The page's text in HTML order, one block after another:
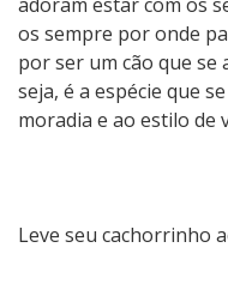
os sempre por onde
por ser um cão que se
seja, é a espécie que
moradia e ao estilo de
Leve seu cachorrinho